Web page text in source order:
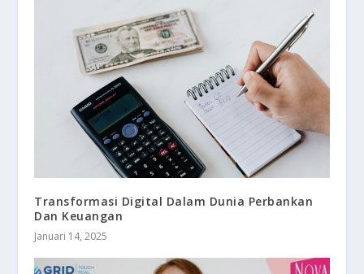
Transformasi Digital Dalam Dunia Perbankan
Dan Keuangan
Januari 14, 2025